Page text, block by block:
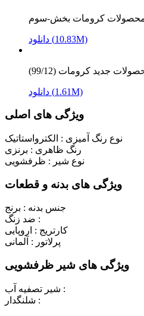
محصولات کرومات بخش-سوم
دانلود (10.83M)
جدید کرومات (99/12)
دانلود (1.61M)
ویژگی های اصلی
نوع رنگ آمیزی : الکترواستاتیک
رنگ ظاهری : برنزی
نوع شیر : ظرفشویی
ویژگی های بدنه و قطعات
جنس بدنه : برنج
ضد زنگ :
کارتریج : اروپایی
پرلاتور : آلمانی
ویژگی های شیر ظرفشویی
شیر تصفیه آب :
شلنگدار :